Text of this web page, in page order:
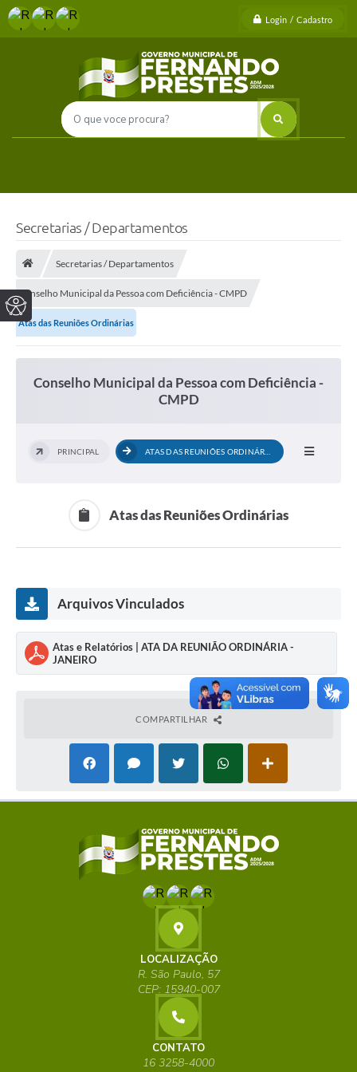
Login / Cadastro
Secretarias / Departamentos
Secretarias / Departamentos
Conselho Municipal da Pessoa com Deficiência - CMPD
Atas das Reuniões Ordinárias
Conselho Municipal da Pessoa com Deficiência -
CMPD
PRINCIPAL
Atas das Reuniões Ordinárias
Arquivos Vinculados
Atas e Relatórios | ATA DA REUNIÃO ORDINÁRIA -
JANEIRO
COMPARTILHAR
LOCALIZAÇÃO
R. São Paulo, 57
CEP: 15940-007
CONTATO
16 3258-4000